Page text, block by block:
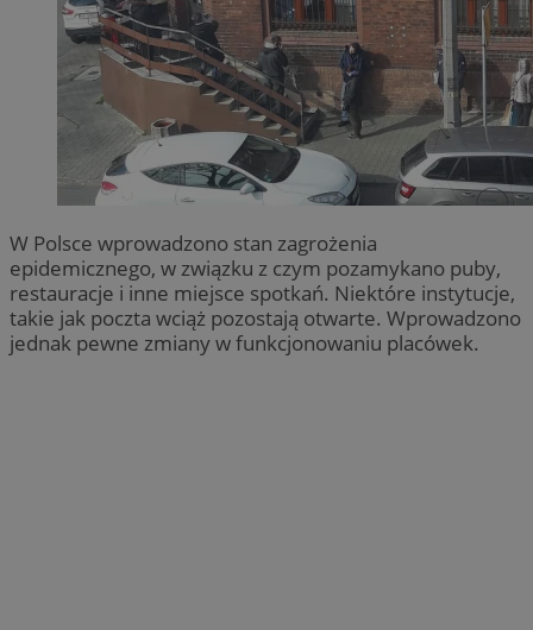
W Polsce wprowadzono stan zagrożenia
epidemicznego, w związku z czym pozamykano puby,
restauracje i inne miejsce spotkań. Niektóre instytucje,
takie jak poczta wciąż pozostają otwarte. Wprowadzono
jednak pewne zmiany w funkcjonowaniu placówek.